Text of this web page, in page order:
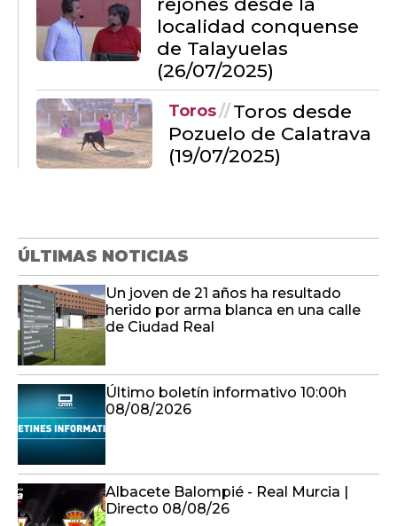
localidad conquense
de Talayuelas
(26/07/2025)
Toros
Toros desde
Pozuelo de Calatrava
(19/07/2025)
ÚLTIMAS NOTICIAS
Un joven de 21 años ha resultado
herido por arma blanca en una calle
de Ciudad Real
Último boletín informativo 10:00h
08/08/2026
Albacete Balompié - Real Murcia |
Directo 08/08/26